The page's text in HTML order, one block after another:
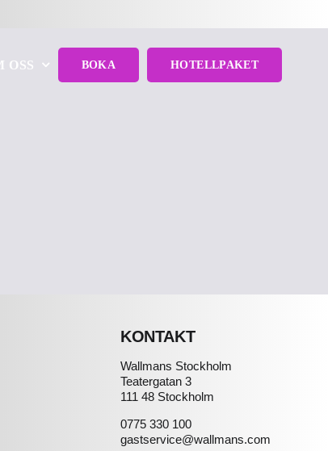
OSS BOKA HOTELLPAKET
KONTAKT
Wallmans Stockholm
Teatergatan 3
111 48 Stockholm
0775 330 100
gastservice@wallmans.com